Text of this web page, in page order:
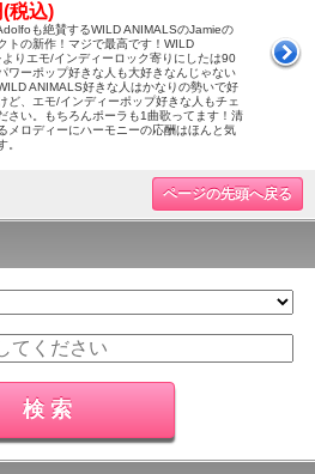
税込)
も絶賛するWILD ANIMALSのJamieの
トの新作！マジで最高です！WILD
りエモ/インディーロック寄りにしたは90
ワーポップ好きな人も大好きなんじゃない
ANIMALS好きな人はかなりの勢いで好
ど、エモ/インディーポップ好きな人もチェ
さい。もちろんポーラも1曲歌ってます！清
メロディーにハーモニーの応酬はほんと気
。
ページの先頭へ戻る